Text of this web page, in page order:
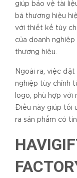
giúp bảo vệ tài
bá thương hiệu
với thiết kế tùy
của doanh
thương hiệu.
Ngoài ra, việc
nghiệp tùy chỉnh
logo, phù hợp với
Điều này giúp tối
ra sản phẩm có